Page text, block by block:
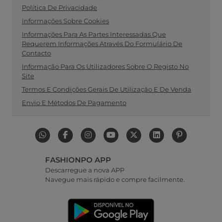
Política De Privacidade
Informações Sobre Cookies
Informações Para As Partes Interessadas Que
Requerem Informações Através Do Formulário De
Contacto
Informação Para Os Utilizadores Sobre O Registo No
Site
Termos E Condições Gerais De Utilização E De Venda
Envio E Métodos De Pagamento
FASHIONPO APP
Descarregue a nova APP
Navegue mais rápido e compre facilmente.